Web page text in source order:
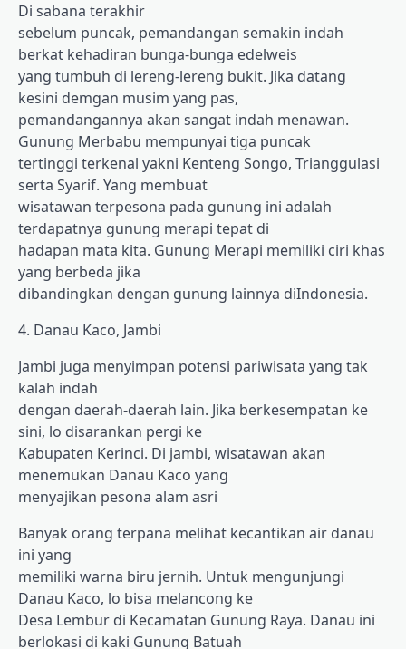
Di sabana terakhir
sebelum puncak, pemandangan semakin indah
berkat kehadiran bunga-bunga edelweis
yang tumbuh di lereng-lereng bukit. Jika datang
kesini demgan musim yang pas,
pemandangannya akan sangat indah menawan.
Gunung Merbabu mempunyai tiga puncak
tertinggi terkenal yakni Kenteng Songo, Trianggulasi
serta Syarif. Yang membuat
wisatawan terpesona pada gunung ini adalah
terdapatnya gunung merapi tepat di
hadapan mata kita. Gunung Merapi memiliki ciri khas
yang berbeda jika
dibandingkan dengan gunung lainnya diIndonesia.
4. Danau Kaco, Jambi
Jambi juga menyimpan potensi pariwisata yang tak
kalah indah
dengan daerah-daerah lain. Jika berkesempatan ke
sini, lo disarankan pergi ke
Kabupaten Kerinci. Di jambi, wisatawan akan
menemukan Danau Kaco yang
menyajikan pesona alam asri
Banyak orang terpana melihat kecantikan air danau
ini yang
memiliki warna biru jernih. Untuk mengunjungi
Danau Kaco, lo bisa melancong ke
Desa Lembur di Kecamatan Gunung Raya. Danau ini
berlokasi di kaki Gunung Batuah